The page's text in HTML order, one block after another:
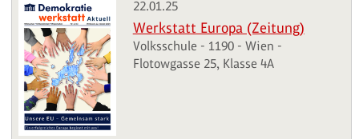
22.01.25
Werkstatt Europa (Zeitung)
Volksschule - 1190 - Wien -
Flotowgasse 25, Klasse 4A